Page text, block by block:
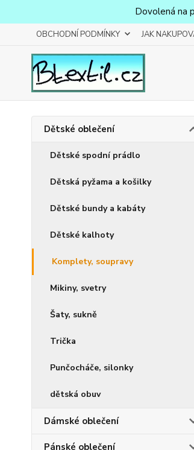
Dovolená na
OBCHODNÍ PODMÍNKY JAK
Dětské oblečení
Dětské spodní prádlo
Dětská pyžama a košilky
Dětské bundy a kabáty
Dětské kalhoty
Komplety, soupravy
Mikiny, svetry
Šaty, sukně
Trička
Punčocháče, silonky
dětská obuv
Dámské oblečení
Pánské oblečení